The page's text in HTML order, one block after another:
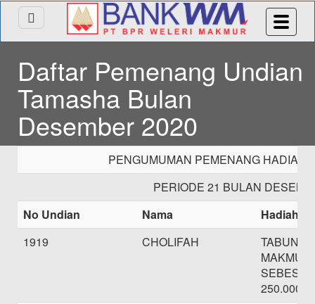
Daftar Pemenang Undian
Tamasha Bulan
Desember 2020
PENGUMUMAN PEMENANG HADIAH
PERIODE 21 BULAN
No Undian
Nama
Hadiah
1919
CHOLIFAH
MAKMUR
250.000,-